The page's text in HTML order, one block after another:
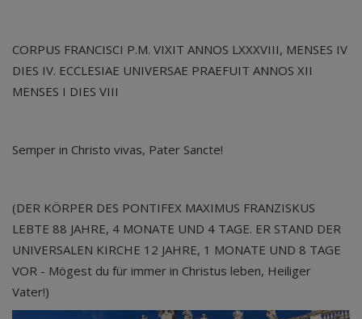
CORPUS FRANCISCI P.M. VIXIT ANNOS LXXXVIII, MENSES IV
DIES IV. ECCLESIAE UNIVERSAE PRAEFUIT ANNOS XII
MENSES I DIES VIII
Semper in Christo vivas, Pater Sancte!
(DER KÖRPER DES PONTIFEX MAXIMUS FRANZISKUS
LEBTE 88 JAHRE, 4 MONATE UND 4 TAGE. ER STAND DER
UNIVERSALEN KIRCHE 12 JAHRE, 1 MONATE UND 8 TAGE
VOR - Mögest du für immer in Christus leben, Heiliger
Vater!)